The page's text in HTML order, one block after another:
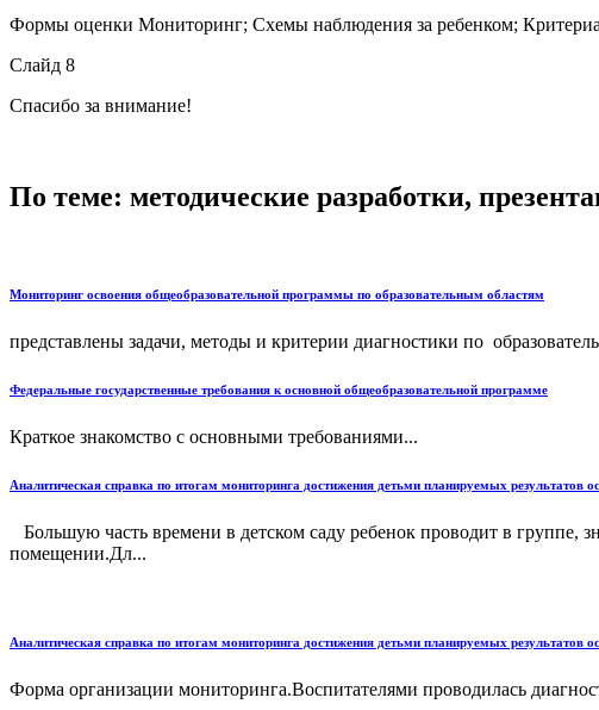
Формы оценки Мониторинг; Схемы наблюдения за ребенком;
Слайд 8
Спасибо за внимание!
По теме: методические разработки,
Мониторинг освоения общеобразовательной программы по образовательным областям
представлены задачи, методы и критерии диагностики по
Федеральные государственные требования к основной общеобразовательной программе
Краткое знакомство с основными требованиями...
Аналитическая справка по итогам мониторинга достижения детьми планируемых
Большую часть времени в детском саду ребенок проводит в группе,
помещении.Дл...
Аналитическая справка по итогам мониторинга достижения детьми планируемых
Форма организации мониторинга.Воспитателями проводилась